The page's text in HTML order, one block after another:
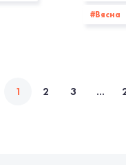
#Вясна
1 2 3 ...